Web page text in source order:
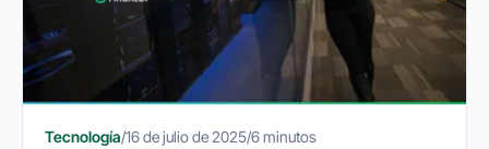
Tecnología/16 de julio de 2025/6 minutos